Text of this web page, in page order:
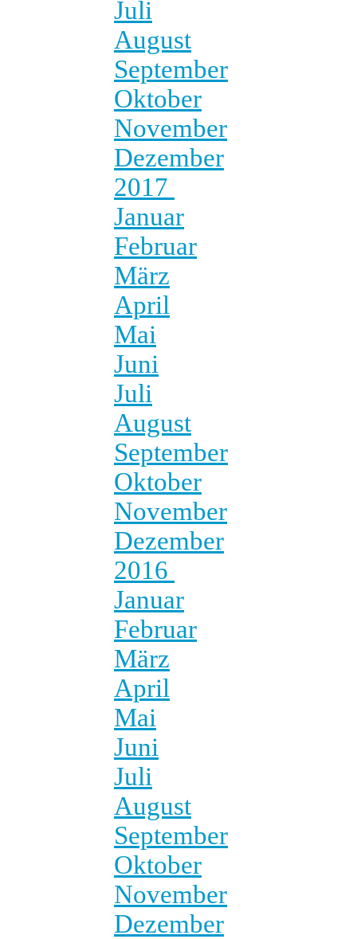
Juli
August
September
Oktober
November
Dezember
2017
Januar
Februar
März
April
Mai
Juni
Juli
August
September
Oktober
November
Dezember
2016
Januar
Februar
März
April
Mai
Juni
Juli
August
September
Oktober
November
Dezember